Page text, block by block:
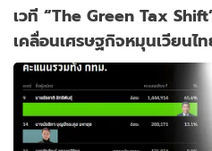
เวที “The Green Tax
เคลื่อนเศรษฐกิจหมุนเวียนไ